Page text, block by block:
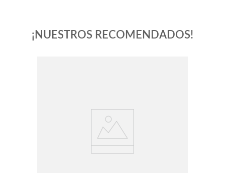
¡NUESTROS RECOMENDADOS!